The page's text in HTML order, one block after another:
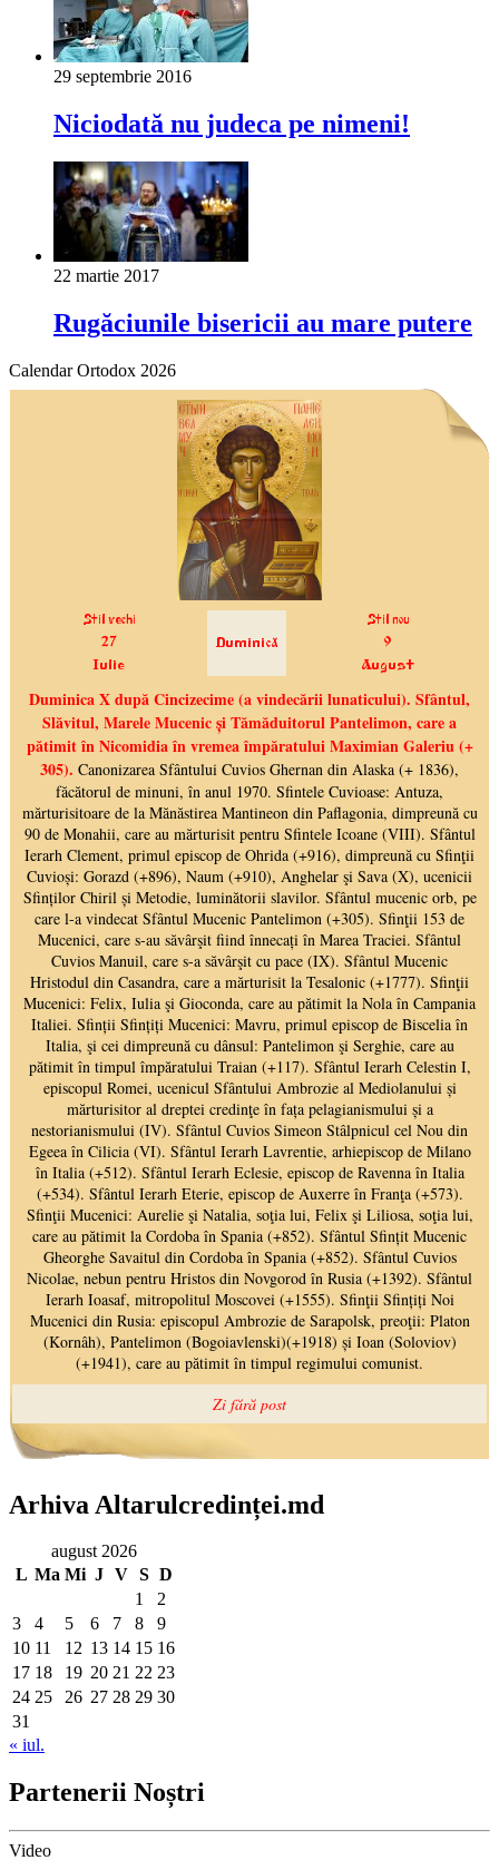
29 septembrie 2016
Niciodată nu judeca pe nimeni!
22 martie 2017
Rugăciunile bisericii au mare putere
Calendar Ortodox 2026
Arhiva Altarulcredinței.md
august 2026
L Ma Mi J V S D
1
2
3
4 5 6 7 8
9
10 11 12 13 14 15 16
17 18 19 20 21 22 23
24 25 26 27 28 29 30
31
« iul.
Partenerii Noștri
Video